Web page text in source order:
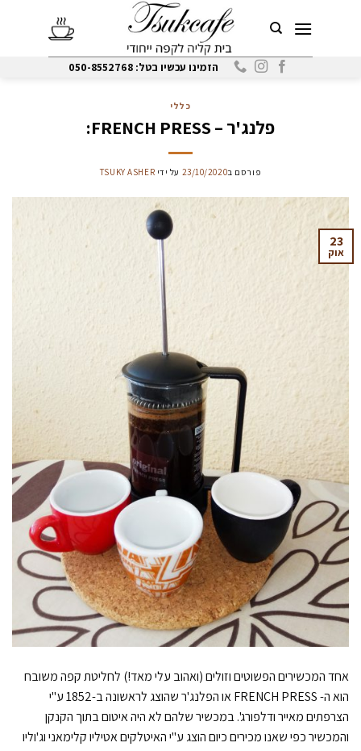
הזמינו עכשיו בטל: 050-8552768
כללי
פלנג'ר – FRENCH PRESS:
פורסם ב23/10/2020 על ידי TSUKY ASHER
23
אוק
אחד המכשירים הפשוטים וזולים (ואהוב עלי מאד!) לחליטת קפה משובח
הוא ה- FRENCH PRESS או הפלנג'ר שהוצג לראשונה ב-1852 ע"י
הצרפתים מאייר ודלפורג'. במכשיר שלהם לא היה איטום בתוך הקנקן
והמכשיר כפי שאנו מכירים כיום הוצג ע"י האיטלקים אטיליו קלימאני וג'וליו